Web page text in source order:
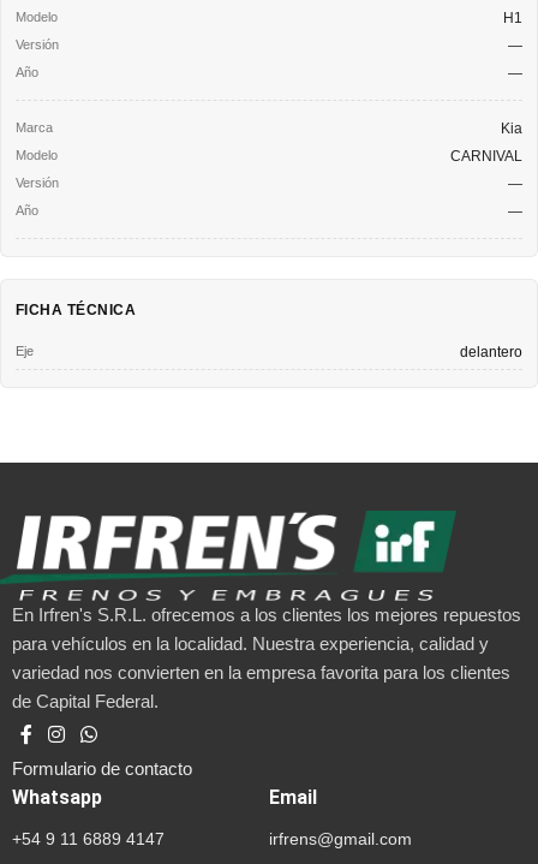
H1
—
—
Kia
CARNIVAL
—
—
FICHA TÉCNICA
Eje delantero
En Irfren's S.R.L. ofrecemos a los clientes los mejores repuestos
para vehículos en la localidad. Nuestra experiencia, calidad y
variedad nos convierten en la empresa favorita para los clientes
de Capital Federal.
Formulario de contacto
Whatsapp
+54 9 11 6889 4147
Email
irfrens@gmail.com